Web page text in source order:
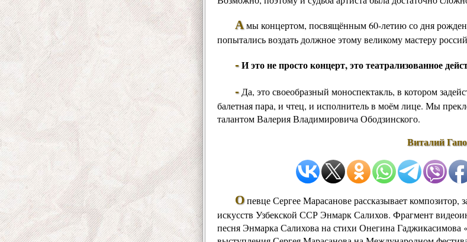
Амы концертом, посвящённым 60-летию со дня
попытались воздать должное этому великому мастеру
-И это не просто концерт, это театрализованное
-Да, это своеобразный моноспектакль, в котором
балетная пара, и чтец, и исполнитель в моём лице. Мы
талантомВалерия Владимировича Ободзинского.
Виталий
Опевце Сергее Марасанове рассказывает композитор,
искусств Узбекской ССРЭнмарк Салихов. Фрагмент
песня Энмарка Салихова на стихи Онегина Гаджикасимова